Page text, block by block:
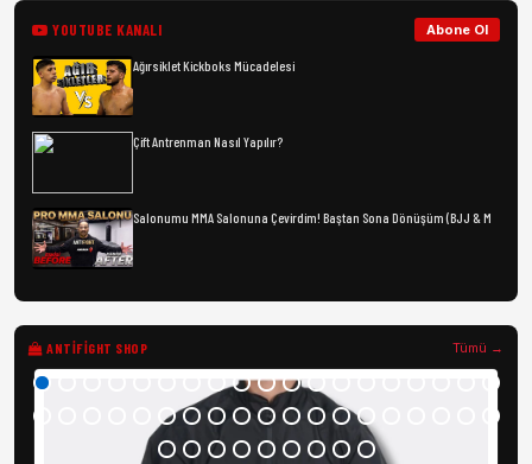
YOUTUBE KANALI Abone Ol
Ağırsiklet Kickboks Mücadelesi
Çift Antrenman Nasıl Yapılır?
Salonumu MMA Salonuna Çevirdim! Baştan Sona Dönüşüm (BJJ & M
ANTIFIGHT SHOP Tümü →